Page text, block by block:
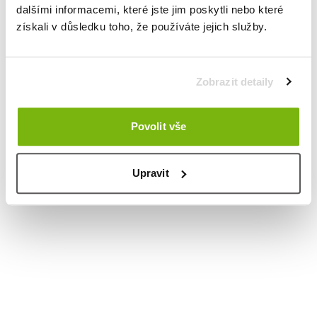
dalšími informacemi, které jste jim poskytli nebo které
získali v důsledku toho, že používáte jejich služby.
Zobrazit detaily
Povolit vše
Upravit